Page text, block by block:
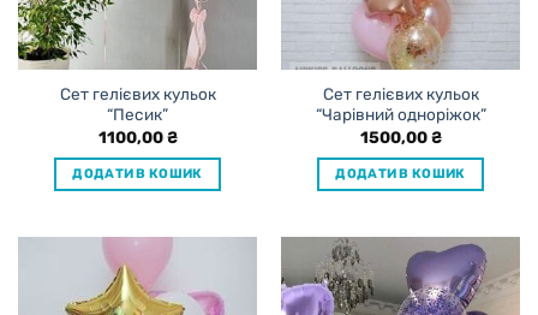
Сет гелієвих кульок
“Песик”
1100,00₴
ДОДАТИ В КОШИК
Сет гелієвих кульок
“Чарівний одноріжок”
1500,00₴
ДОДАТИ В КОШИК